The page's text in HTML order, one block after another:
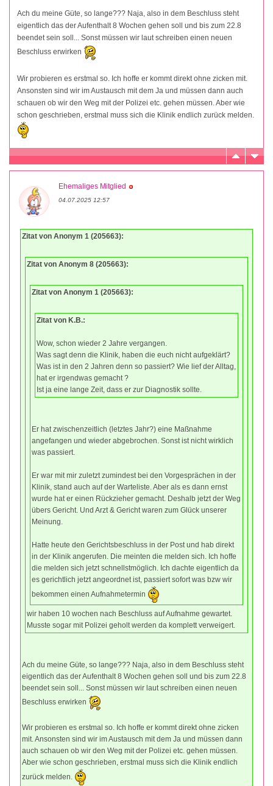
Ach du meine Güte, so lange??? Naja, also in dem Beschluss steht
eigentlich das der Aufenthalt 8 Wochen gehen soll und bis zum 22.8
beendet sein soll... Sonst müssen wir laut schreiben einen neuen
Beschluss erwirken
Wir probieren es erstmal so. Ich hoffe er kommt direkt ohne zicken mit.
Ansonsten sind wir im Austausch mit dem Ja und müssen dann auch
schauen ob wir den Weg mit der Polizei etc. gehen müssen. Aber wie
schon geschrieben, erstmal muss sich die Klinik endlich zurück melden.
Ehemaliges Mitglied
04.07.2025 12:57
Zitat von Anonym 1 (205663):
Zitat von Anonym 8 (205663):
Zitat von Anonym 1 (205663):
Zitat von K.B.:
Wow, schon wieder 2 Jahre vergangen.
Was sagt denn die Klinik, haben die euch nicht aufgeklärt?
Was ist in den 2 Jahren denn so passiert? Wie lief der Alltag,
hat er irgendwas gemacht ?
Ist ja eine lange Zeit, dass er zur Diagnostik sollte.
Er hat zwischenzeitlich (letztes Jahr?) eine Maßnahme
angefangen und wieder abgebrochen. Sonst ist nicht wirklich
was passiert.
Er war mit mir zuletzt zumindest bei den Vorgesprächen in der
Klinik, stand auch auf der Warteliste. Aber als es dann ernst
wurde hat er einen Rückzieher gemacht. Deshalb jetzt der Weg
übers Gericht. Und Arzt & Gericht waren zum Glück unserer
Meinung.
Hatte heute den Gerichtsbeschluss in der Post und hab direkt
in der Klinik angerufen. Die meinten die melden sich. Ich hoffe
die melden sich jetzt schnellstmöglich. Ich dachte eigentlich da
es gerichtlich jetzt angeordnet ist, passiert sofort was bzw wir
bekommen einen Aufnahmetermin
wir haben 10 wochen nach Beschluss auf Aufnahme gewartet.
Musste sogar mit Polizei geholt werden da komplett verweigert.
Ach du meine Güte, so lange??? Naja, also in dem Beschluss steht
eigentlich das der Aufenthalt 8 Wochen gehen soll und bis zum 22.8
beendet sein soll... Sonst müssen wir laut schreiben einen neuen
Beschluss erwirken
Wir probieren es erstmal so. Ich hoffe er kommt direkt ohne zicken
mit. Ansonsten sind wir im Austausch mit dem Ja und müssen dann
auch schauen ob wir den Weg mit der Polizei etc. gehen müssen.
Aber wie schon geschrieben, erstmal muss sich die Klinik endlich
zurück melden.